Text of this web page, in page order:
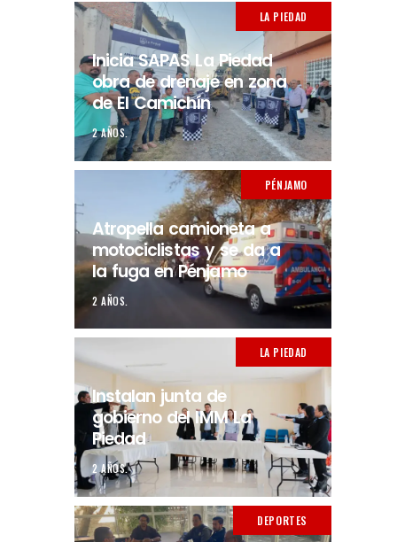
LA PIEDAD
Inicia SAPAS La Piedad
obra de drenaje en zona
de El Camichín
2 AÑOS.
PÉNJAMO
Atropella camioneta a
motociclistas y se da a
la fuga en Pénjamo
2 AÑOS.
LA PIEDAD
Instalan junta de
gobierno del IMM La
Piedad
2 AÑOS.
DEPORTES